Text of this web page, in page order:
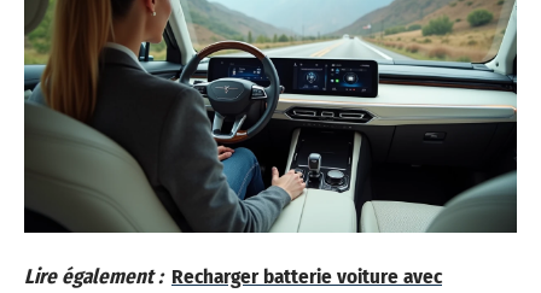
Lire également : Recharger batterie voiture avec